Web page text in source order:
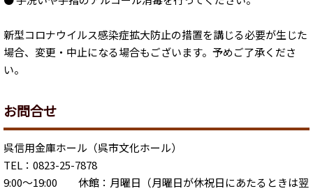
新型コロナウイルス感染症拡大防止の措置を講じる必要が生じた
場合、変更・中止になる場合もございます。予めご了承くださ
い。
お問合せ
呉信用金庫ホール（呉市文化ホール）
TEL：0823-25-7878
9:00～19:00 休館：月曜日（月曜日が休祝日にあたるときは翌